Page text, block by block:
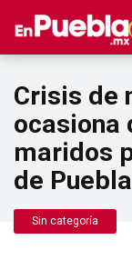
Crisis de
ocasiona
maridos
de Puebla
Sin categoría